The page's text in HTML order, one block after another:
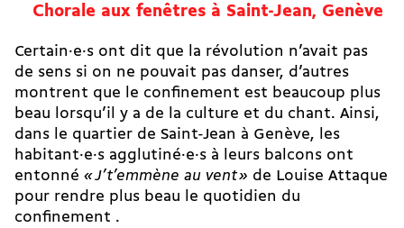
Chorale aux fenêtres à Saint-Jean, Genève
Certain·e·s ont dit que la révolution n’avait pas
de sens si on ne pouvait pas danser, d’autres
montrent que le confinement est beaucoup plus
beau lorsqu’il y a de la culture et du chant. Ainsi,
dans le quartier de Saint-Jean à Genève, les
habitant·e·s agglutiné·e·s à leurs balcons ont
entonné « J’t’emmène au vent » de Louise Attaque
pour rendre plus beau le quotidien du
confinement .